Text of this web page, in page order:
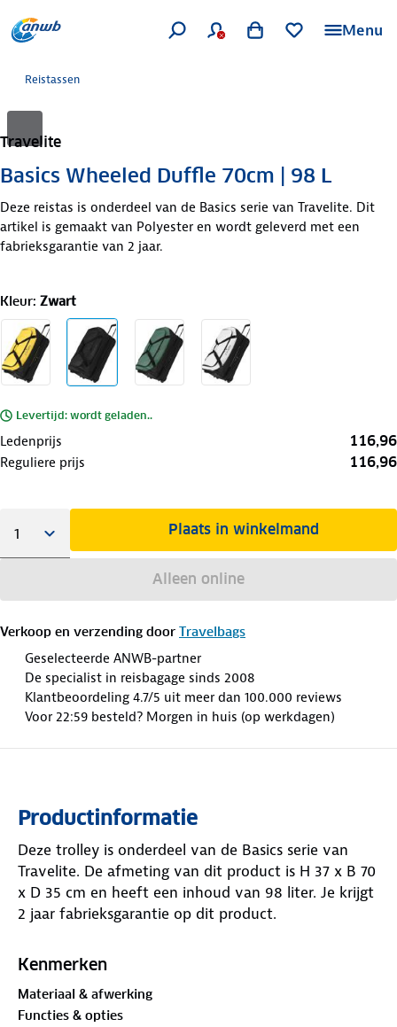
Menu
Reistassen
Travelite
Basics Wheeled Duffle 70cm | 98 L
Deze reistas is onderdeel van de Basics serie van Travelite. Dit
artikel is gemaakt van Polyester en wordt geleverd met een
fabrieksgarantie van 2 jaar.
Kleur: Zwart
Levertijd: wordt geladen..
Ledenprijs 116,96
Reguliere prijs 116,96
Plaats in winkelmand
Alleen online
Verkoop en verzending door Travelbags
Geselecteerde ANWB-partner
De specialist in reisbagage sinds 2008
Klantbeoordeling 4.7/5 uit meer dan 100.000 reviews
Voor 22:59 besteld? Morgen in huis (op werkdagen)
Productinformatie
Deze trolley is onderdeel van de Basics serie van
Travelite. De afmeting van dit product is H 37 x B 70
x D 35 cm en heeft een inhoud van 98 liter. Je krijgt
2 jaar fabrieksgarantie op dit product.
Kenmerken
Materiaal & afwerking
Functies & opties